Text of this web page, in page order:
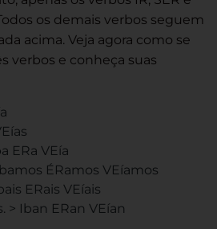
os demais verbos seguem
acima. Veja agora como se
verbos e conheça suas
ERa VEía
ÉRamos VEíamos
ERais VEíais
> Iban ERan VEían